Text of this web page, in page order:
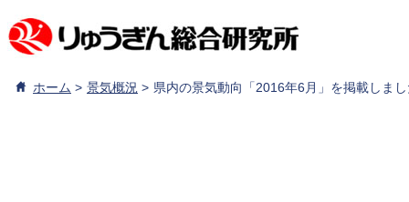
ホーム 景気概況 県内の景気動向「2016年6月」を掲載しま